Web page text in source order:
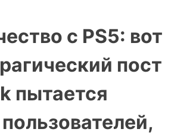
с PS5: вот
пост
пытается